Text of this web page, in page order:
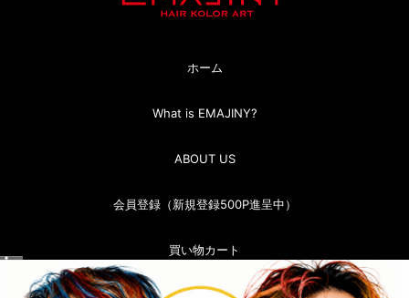
ホーム
What is EMAJINY?
ABOUT US
会員登録（新規登録500P進呈中）
買い物カート